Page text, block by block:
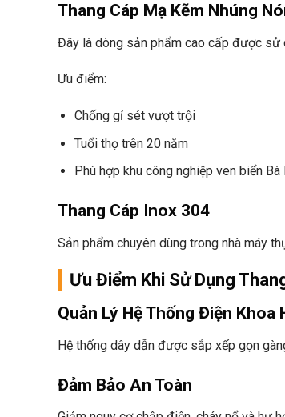
Thang Cáp Mạ Kẽm Nhúng
Đây là dòng sản phẩm cao cấp được sử
Ưu điểm:
Chống gỉ sét vượt trội
Tuổi thọ trên 20 năm
Phù hợp khu công nghiệp ven biển Bà
Thang Cáp Inox 304
Sản phẩm chuyên dùng trong nhà máy
Ưu Điểm Khi Sử Dụng
Quản Lý Hệ Thống Điện Khoa
Hệ thống dây dẫn được sắp xếp gọn
Đảm Bảo An Toàn